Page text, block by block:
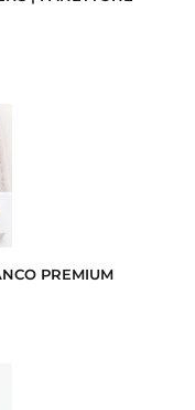
PREMIUM